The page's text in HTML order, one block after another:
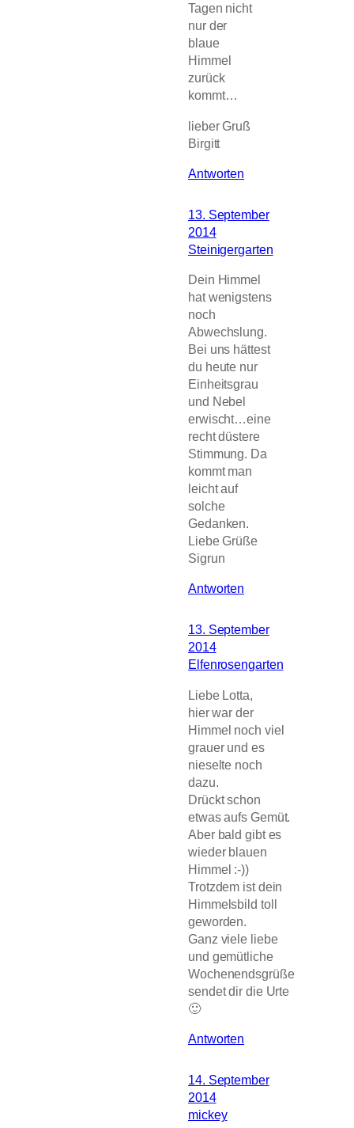
Tagen nicht
nur der
blaue
Himmel
zurück
kommt…
lieber Gruß
Birgitt
Antworten
13. September
2014
Steinigergarten
Dein Himmel
hat wenigstens
noch
Abwechslung.
Bei uns hättest
du heute nur
Einheitsgrau
und Nebel
erwischt…eine
recht düstere
Stimmung. Da
kommt man
leicht auf
solche
Gedanken.
Liebe Grüße
Sigrun
Antworten
13. September
2014
Elfenrosengarten
Liebe Lotta,
hier war der
Himmel noch viel
grauer und es
nieselte noch
dazu.
Drückt schon
etwas aufs Gemüt.
Aber bald gibt es
wieder blauen
Himmel :-))
Trotzdem ist dein
Himmelsbild toll
geworden.
Ganz viele liebe
und gemütliche
Wochenendsgrüße
sendet dir die Urte
🙂
Antworten
14. September
2014
mickey